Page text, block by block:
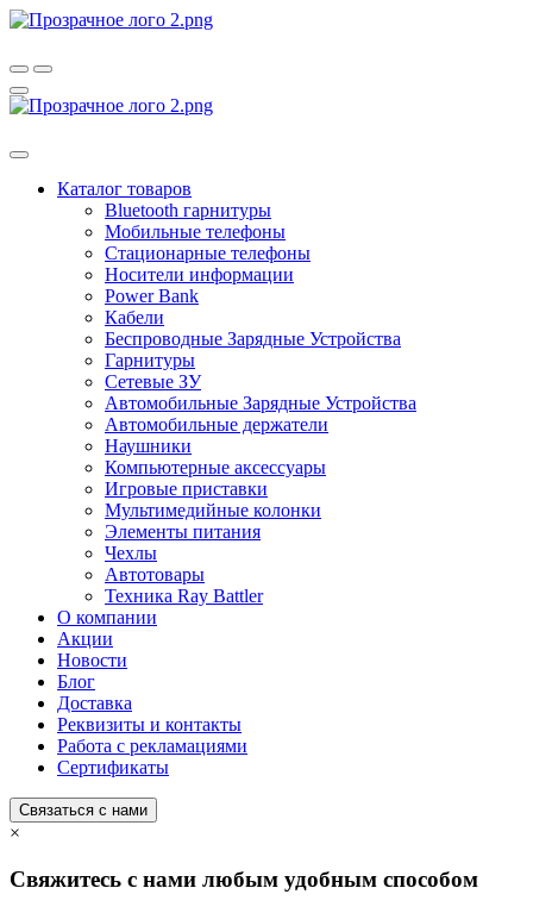
Каталог товаров
Bluetooth гарнитуры
Мобильные телефоны
Стационарные телефоны
Носители информации
Power Bank
Кабели
Беспроводные Зарядные Устройства
Гарнитуры
Сетевые ЗУ
Автомобильные Зарядные Устройства
Автомобильные держатели
Наушники
Компьютерные аксессуары
Игровые приставки
Мультимедийные колонки
Элементы питания
Чехлы
Автотовары
Техника Ray Battler
О компании
Акции
Новости
Блог
Доставка
Реквизиты и контакты
Работа с рекламациями
Сертификаты
Связаться с нами
×
Свяжитесь с нами любым удобным способом